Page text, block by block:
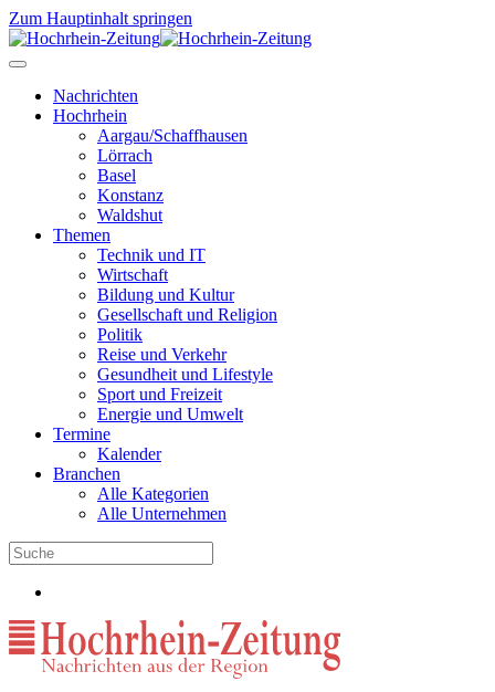
Zum Hauptinhalt springen
Nachrichten
Hochrhein
Aargau/Schaffhausen
Lörrach
Basel
Konstanz
Waldshut
Themen
Technik und IT
Wirtschaft
Bildung und Kultur
Gesellschaft und Religion
Politik
Reise und Verkehr
Gesundheit und Lifestyle
Sport und Freizeit
Energie und Umwelt
Termine
Kalender
Branchen
Alle Kategorien
Alle Unternehmen